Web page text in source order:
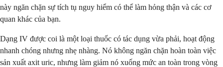
này ngăn chặn sự tích tụ nguy hiểm có thể làm hỏng thận và các cơ
quan khác của bạn.
Dạng IV được coi là một loại thuốc có tác dụng vừa phải, hoạt động
nhanh chóng nhưng nhẹ nhàng. Nó không ngăn chặn hoàn toàn việc
sản xuất axit uric, nhưng làm giảm nó xuống mức an toàn trong vòng